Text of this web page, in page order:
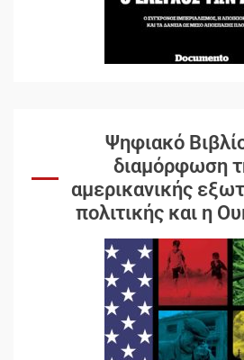
Ψηφιακό
διαμόρφωση
αμερικανικής
πολιτικής και η